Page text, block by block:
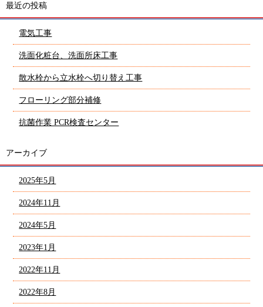
最近の投稿
電気工事
洗面化粧台、洗面所床工事
散水栓から立水栓へ切り替え工事
フローリング部分補修
抗菌作業 PCR検査センター
アーカイブ
2025年5月
2024年11月
2024年5月
2023年1月
2022年11月
2022年8月